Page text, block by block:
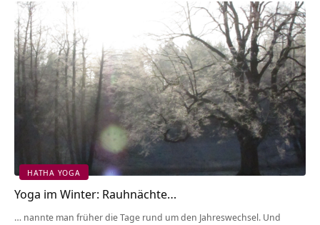
HATHA YOGA
Yoga im Winter: Rauhnächte…
… nannte man früher die Tage rund um den Jahreswechsel. Und